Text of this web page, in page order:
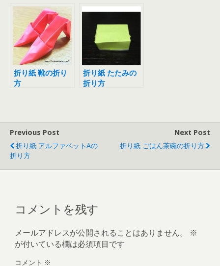
折り紙 靴の折り
方
折り紙 たたみの
折り方
Previous Post
折り紙 アルファベットAの
折り方
Next Post
折り紙 ごはん茶碗の折り方
コメントを残す
メールアドレスが公開されることはありません。
※
が付いている欄は必須項目です
コメント ※